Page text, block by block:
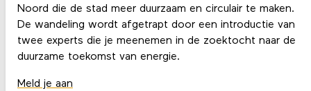
Noord die de stad meer duurzaam en circulair te maken.
De wandeling wordt afgetrapt door een introductie van
twee experts die je meenemen in de zoektocht naar de
duurzame toekomst van energie.
Meld je aan